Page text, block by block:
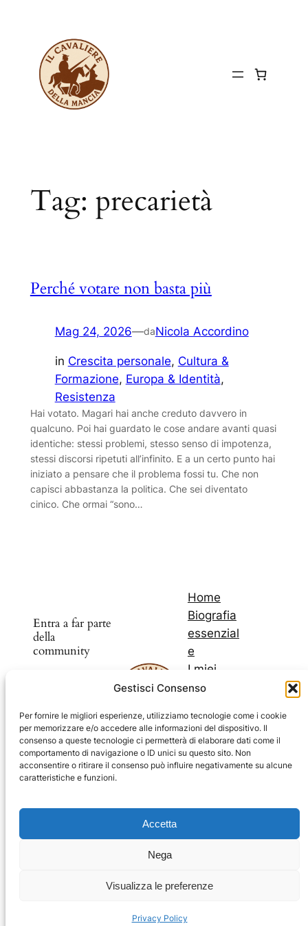
Gestisci Consenso
Per fornire le migliori esperienze, utilizziamo tecnologie come i cookie
per memorizzare e/o accedere alle informazioni del dispositivo. Il
consenso a queste tecnologie ci permetterà di elaborare dati come il
comportamento di navigazione o ID unici su questo sito. Non
acconsentire o ritirare il consenso può influire negativamente su alcune
caratteristiche e funzioni.
Accetta
Nega
Visualizza le preferenze
Privacy Policy
contenuto
Tag: precarietà
Perché votare non basta più
Mag 24, 2026—daNicola Accordino
in Crescita personale, Cultura &
Formazione, Europa & Identità
Resistenza
Hai votato. Magari hai anche creduto davvero in
qualcuno. Poi hai guardato le cose andare avanti quasi
identiche: stessi problemi, stesso senso di impotenza,
stessi discorsi ripetuti all’infinito. E a un certo punto hai
iniziato a pensare che il problema fossi tu. Che non
capisci abbastanza la politica. Che sei diventato
cinico. Che ormai “sono…
Entra a far parte
della
community
prodotti e
sconti
Telegram
Home
Biografia
essenzial
e
I miei
libri
blog
Il mio
Youtub
Coockie Policy